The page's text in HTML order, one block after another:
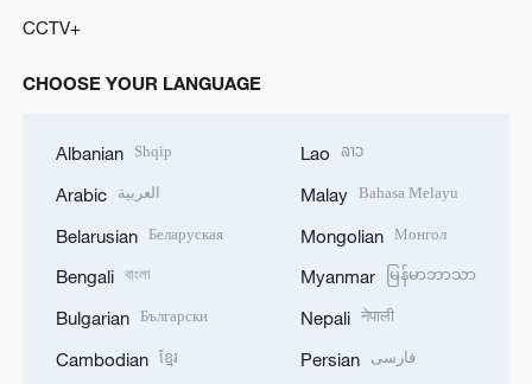
CCTV+
CHOOSE YOUR LANGUAGE
Albanian Shqip
Arabic العربية
Belarusian Беларуская
Bengali বাংলা
Bulgarian Български
Cambodian ខ្មែរ
Lao ລາວ
Malay Bahasa Melayu
Mongolian Монгол
Myanmar မြန်မာဘာသာ
Nepali नेपाली
Persian فارسی